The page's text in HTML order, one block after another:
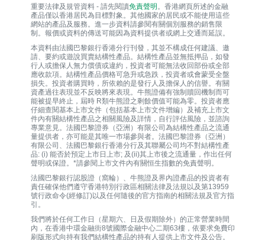
重要法律及規管資料 - 請先閱讀免責聲明 。香港網頁所述的金融
產品僅以香港居民為目標對象。其他國家的居民或不能使用這些
網站的產品及服務。進一步資料請參閱有關個別服務的銷售限
制。報價或資料的傳送可能因為資料提供者或網上交通而延誤。
本資料由法國巴黎銀行香港分行刊發，其並不構成任何建議、邀
請、要約或遊說買賣結構性產品。結構性產品並無抵押品，如發
行人或擔保人無力償債或違約，投資者可能無法收回部份或全部
應收款項。結構性產品價格可急升或急跌，投資者或會蒙受全盤
損失。投資者購買時，所依賴的是發行人及擔保人的信譽。有關
資產過往表現並不反映將來表現。牛熊證備有強制贖回機制而可
能被提早終止，屆時 R類牛熊證之剩餘價值可能為零。投資者應
仔細查閱基本上市文件（包括基本上市文件增編）及補充上市文
件內有關結構性產品之相關風險及詳情，自行評估風險，並諮詢
專業意見。法國巴黎證券（亞洲）有限公司為結構性產品之流通
量提供者，亦可能是其唯一巿場參與者。法國巴黎證券（亞洲）
有限公司、法國巴黎銀行香港分行及其聯屬公司均不對結構性產
品: (i) 能否於預定上市日上市; 及(ii)其上市後之流通量，作出任何
聲明或保證。*請參閱上市文件內有關恒生指數的免責聲明。
法國巴黎銀行認股證（窩輪）、牛熊證及界內證產品的投資者有
責任確保他們遵守香港特別行政區相關法律及法規以及第13959
號行政命令(經修訂)以及任何隨後的官方指南的相關法規及官方指
引。
我們將於任何工作日（星期六、日及假期除外）的正常營業時間
內，在香港中環金融街8號國際金融中心二期63樓，依要求免費印
刷版形式向持有我們結構性產品的持有人提供上市文件及公告。